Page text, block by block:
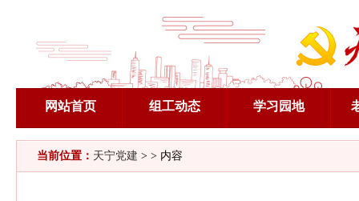
网站首页 组工动态 学习园地
当前位置： 天宁党建 > > 内容